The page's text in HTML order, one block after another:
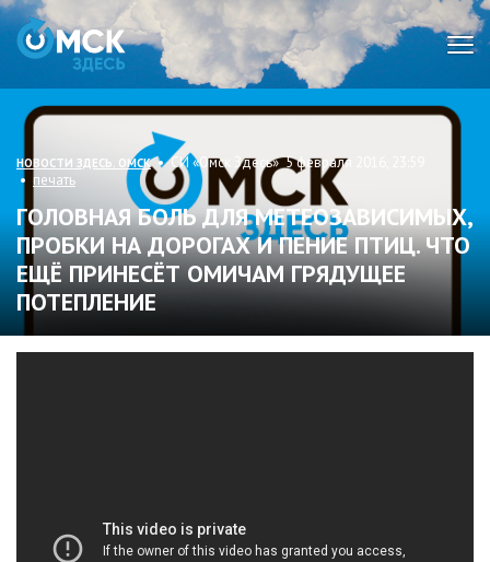
НОВОСТИ ЗДЕСЬ. ОМСК• СИ «Омск Здесь» 5 февраля 2016, 23:59
• печать
ГОЛОВНАЯ БОЛЬ ДЛЯ МЕТЕОЗАВИСИМЫХ,
ПРОБКИ НА ДОРОГАХ И ПЕНИЕ ПТИЦ. ЧТО
ЕЩЁ ПРИНЕСЁТ ОМИЧАМ ГРЯДУЩЕЕ
ПОТЕПЛЕНИЕ